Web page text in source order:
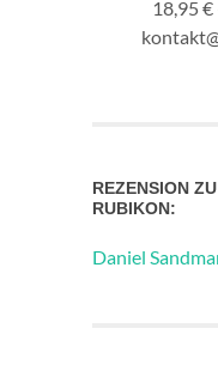
18,95
REZENSION
RUBIKON:
Daniel